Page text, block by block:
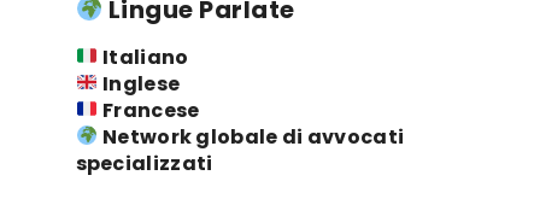
Lingue Parlate
Italiano
Inglese
Francese
Network globale di avvocati
specializzati